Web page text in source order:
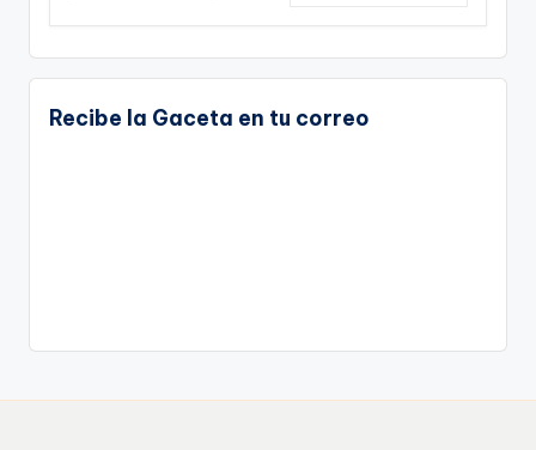
Recibe la Gaceta en tu correo